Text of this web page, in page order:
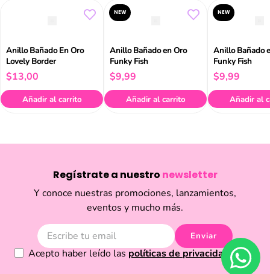
Anillo Bañado En Oro
Lovely Border
$13,00
Añadir al carrito
NEW
Anillo Bañado en Oro
Funky Fish
$9,99
Añadir al carrito
NEW
Anillo Bañado
Funky Fish
$9,99
Añadir al
Regístrate a nuestro newsletter
Y conoce nuestras promociones, lanzamientos,
eventos y mucho más.
Enviar
Acepto haber leído las políticas de privacidad.